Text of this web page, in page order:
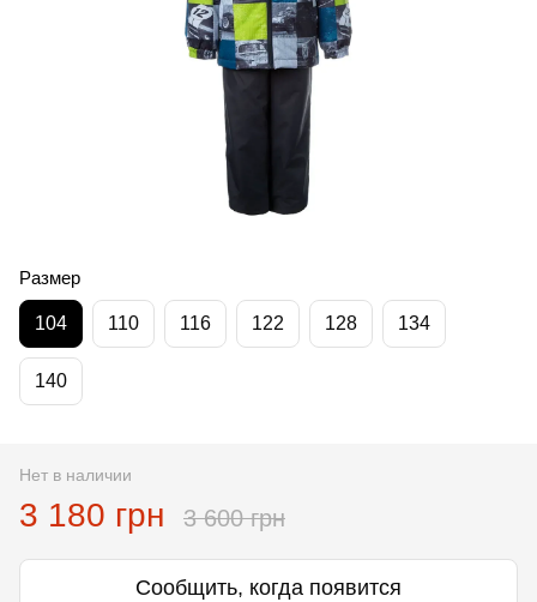
Размер
104 110 116 122 128 134
140
Нет в наличии
3 180 грн 3 600 грн
Сообщить, когда появится